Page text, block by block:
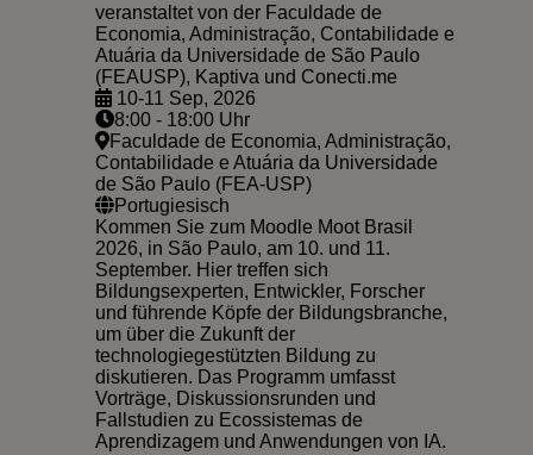
veranstaltet von der Faculdade de
Economia, Administração, Contabilidade e
Atuária da Universidade de São Paulo
(FEAUSP), Kaptiva und Conecti.me
10-11 Sep, 2026
8:00 - 18:00 Uhr
Faculdade de Economia, Administração,
Contabilidade e Atuária da Universidade
de São Paulo (FEA-USP)
Portugiesisch
Kommen Sie zum Moodle Moot Brasil
2026, in São Paulo, am 10. und 11.
September. Hier treffen sich
Bildungsexperten, Entwickler, Forscher
und führende Köpfe der Bildungsbranche,
um über die Zukunft der
technologiegestützten Bildung zu
diskutieren. Das Programm umfasst
Vorträge, Diskussionsrunden und
Fallstudien zu Ecossistemas de
Aprendizagem und Anwendungen von IA.